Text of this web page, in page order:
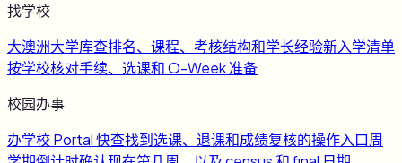
找学校
大澳洲大学库查排名、课程、考核结构和学长经验新入学清单
按学校核对手续、选课和 O-Week 准备
校园办事
办学校 Portal 快查找到选课、退课和成绩复核的操作入口周